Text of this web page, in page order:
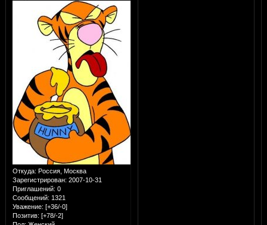
Откуда: Россия, Москва
Зарегистрирован: 2007-10-31
Приглашений: 0
Сообщений: 1321
Уважение: [+36/-0]
Позитив: [+78/-2]